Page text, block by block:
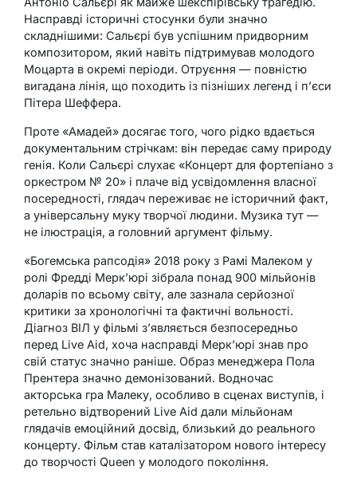
Насправді історичні стосунки були значно
складнішими: Сальєрі був успішним придворним
композитором, який навіть підтримував молодого
Моцарта в окремі періоди. Отруєння — повністю
вигадана лінія, що походить із пізніших легенд і п’єси
Пітера Шеффера.
Проте «Амадей» досягає того, чого рідко вдається
документальним стрічкам: він передає саму природу
генія. Коли Сальєрі слухає «Концерт для фортепіано з
оркестром № 20» і плаче від усвідомлення власної
посередності, глядач переживає не історичний факт,
а універсальну муку творчої людини. Музика тут —
не ілюстрація, а головний аргумент фільму.
«Богемська рапсодія» 2018 року з Рамі Малеком у
ролі Фредді Мерк’юрі зібрала понад 900 мільйонів
доларів по всьому світу, але зазнала серйозної
критики за хронологічні та фактичні вольності.
Діагноз ВІЛ у фільмі з’являється безпосередньо
перед Live Aid, хоча насправді Мерк’юрі знав про
свій статус значно раніше. Образ менеджера Пола
Прентера значно демонізований. Водночас
акторська гра Малеку, особливо в сценах виступів, і
ретельно відтворений Live Aid дали мільйонам
глядачів емоційний досвід, близький до реального
концерту. Фільм став каталізатором нового інтересу
до творчості Queen у молодого покоління.